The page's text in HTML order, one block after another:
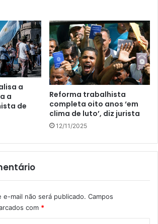
a
a
de
Reforma trabalhista
completa oito anos ‘em
clima de luto’, diz jurista
12/11/2025
e-mail não será publicado. Campos
com *